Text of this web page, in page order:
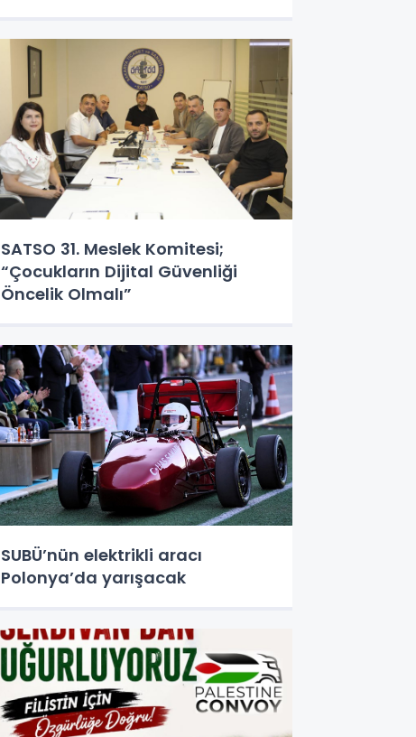
SATSO 31. Meslek Komitesi;
“Çocukların Dijital Güvenliği
Öncelik Olmalı”
SUBÜ’nün elektrikli aracı
Polonya’da yarışacak